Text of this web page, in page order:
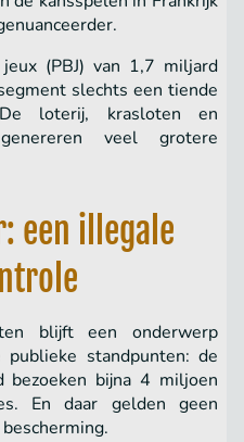
(PBJ) van 1,7 miljard
slechts een tiende
loterij, krasloten en
veel grotere
een illegale
blijft een onderwerp
standpunten: de
bezoeken bijna 4 miljoen
En daar gelden geen